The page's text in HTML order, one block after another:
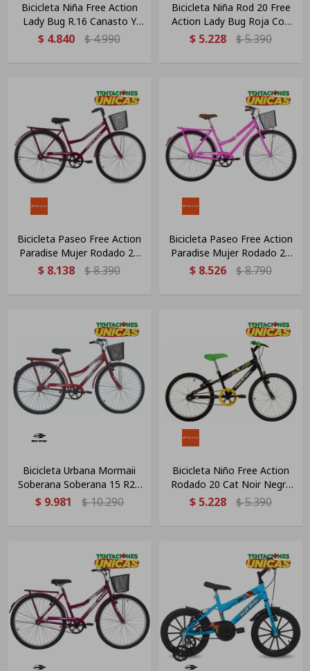
Bicicleta Niña Free Action
Lady Bug R.16 Canasto Y
Rueditas Rojo 11 "
$ 4.840 $4.990
Bicicleta Niña Rod 20 Free
Action Lady Bug Roja Con
Canasto Rojo 11
$ 5.228 $5.390
Bicicleta Paseo Free Action
Paradise Mujer Rodado 26
Rojo 21 "
$ 8.138 $8.390
Bicicleta Paseo Free Action
Paradise Mujer Rodado 26
Rosa 21 "
$ 8.526 $8.790
Bicicleta Urbana Mormaii
Soberana Soberana 15 R26
Para Mujer, Tamaño 26
$ 9.981 $10.290
Bicicleta Niño Free Action
Rodado 20 Cat Noir Negra
Negro 11 "
$ 5.228 $5.390